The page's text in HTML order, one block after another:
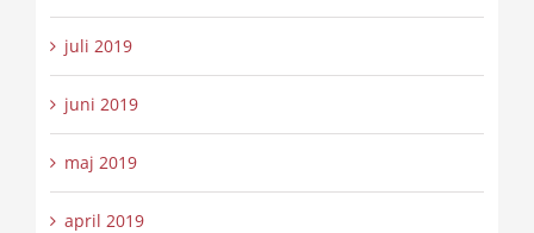
juli 2019
juni 2019
maj 2019
april 2019